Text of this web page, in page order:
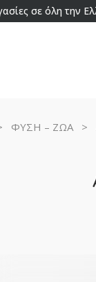
σε όλη την
ΦΥΣΗ – ΖΩΑ>